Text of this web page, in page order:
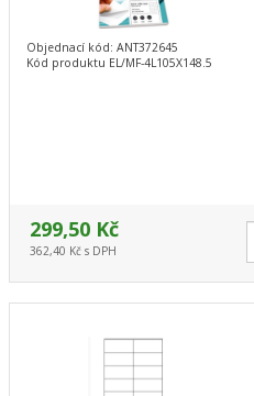
Objednací kód: ANT372645
Kód produktu EL/MF-4L105X148.5
299,50 Kč
362,40 Kč s DPH